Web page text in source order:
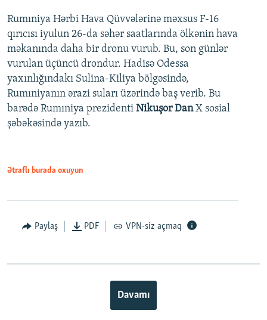
Rumıniya Hərbi Hava Qüvvələrinə məxsus F-16
qırıcısı iyulun 26-da səhər saatlarında ölkənin hava
məkanında daha bir dronu vurub. Bu, son günlər
vurulan üçüncü drondur. Hadisə Odessa
yaxınlığındakı Sulina-Kiliya bölgəsində,
Rumıniyanın ərazi suları üzərində baş verib. Bu
barədə Rumıniya prezidenti Nikuşor DanX sosial
şəbəkəsində yazıb.
Ətraflı burada oxuyun
Paylaş PDF VPN-siz açmaq
Davamı